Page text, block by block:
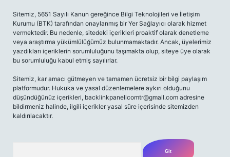
Sitemiz, 5651 Sayılı Kanun gereğince Bilgi Teknolojileri ve İletişim
Kurumu (BTK) tarafından onaylanmış bir Yer Sağlayıcı olarak hizmet
vermektedir. Bu nedenle, sitedeki içerikleri proaktif olarak denetleme
veya araştırma yükümlülüğümüz bulunmamaktadır. Ancak, üyelerimiz
yazdıkları içeriklerin sorumluluğunu taşımakta olup, siteye üye olarak
bu sorumluluğu kabul etmiş sayılırlar.
Sitemiz, kar amacı gütmeyen ve tamamen ücretsiz bir bilgi paylaşım
platformudur. Hukuka ve yasal düzenlemelere aykırı olduğunu
düşündüğünüz içerikleri, backlinkpanelicomtr@gmail.com adresine
bildirmeniz halinde, ilgili içerikler yasal süre içerisinde sitemizden
kaldırılacaktır.